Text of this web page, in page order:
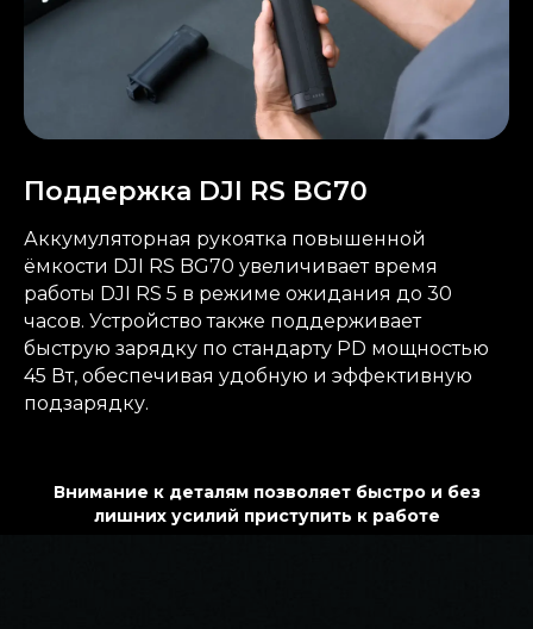
Поддержка DJI RS BG70
Аккумуляторная рукоятка повышенной
ёмкости DJI RS BG70 увеличивает время
работы DJI RS 5 в режиме ожидания до 30
часов. Устройство также поддерживает
быструю зарядку по стандарту PD мощностью
45 Вт, обеспечивая удобную и эффективную
подзарядку.
Внимание к деталям позволяет быстро и без
лишних усилий приступить к работе